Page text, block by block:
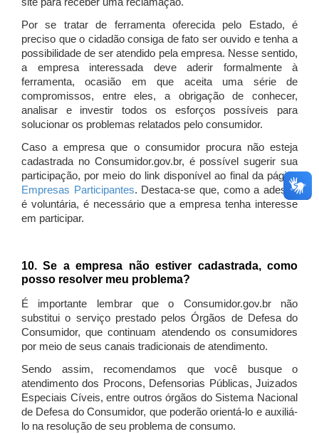
site para receber uma reclamação.
Por se tratar de ferramenta oferecida pelo Estado, é
preciso que o cidadão consiga de fato ser ouvido e tenha a
possibilidade de ser atendido pela empresa. Nesse sentido,
a empresa interessada deve aderir formalmente à
ferramenta, ocasião em que aceita uma série de
compromissos, entre eles, a obrigação de conhecer,
analisar e investir todos os esforços possíveis para
solucionar os problemas relatados pelo consumidor.
Caso a empresa que o consumidor procura não esteja
cadastrada no Consumidor.gov.br, é possível sugerir sua
participação, por meio do link disponível ao final da página
Empresas Participantes. Destaca-se que, como a adesão
é voluntária, é necessário que a empresa tenha interesse
em participar.
10. Se a empresa não estiver cadastrada, como
posso resolver meu problema?
É importante lembrar que o Consumidor.gov.br não
substitui o serviço prestado pelos Órgãos de Defesa do
Consumidor, que continuam atendendo os consumidores
por meio de seus canais tradicionais de atendimento.
Sendo assim, recomendamos que você busque o
atendimento dos Procons, Defensorias Públicas, Juizados
Especiais Cíveis, entre outros órgãos do Sistema Nacional
de Defesa do Consumidor, que poderão orientá-lo e auxiliá-
lo na resolução de seu problema de consumo.